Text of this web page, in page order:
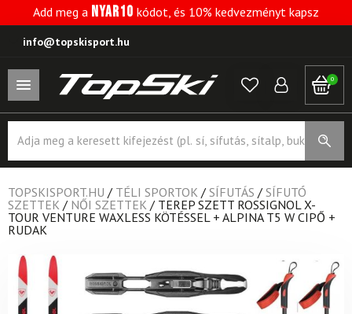
Add meg a NYAR10 kódot, és 10% kedvezményt kapsz
info@topskisport.hu
0
search
TOPSKISPORT.HU / TÉLI SPORTOK / SÍFUTÁS / SÍFUTÓ
SZETTEK / NŐI SZETTEK / TEREP SZETT ROSSIGNOL X-
TOUR VENTURE WAXLESS KÖTÉSSEL + ALPINA T5 W CIPŐ +
RUDAK